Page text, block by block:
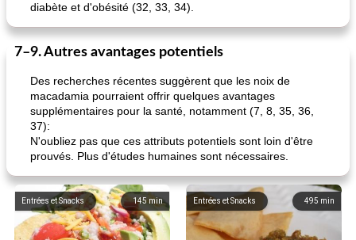
diabète et d'obésité (32, 33, 34).
7–9. Autres avantages potentiels
Des recherches récentes suggèrent que les noix de
macadamia pourraient offrir quelques avantages
supplémentaires pour la santé, notamment (7, 8, 35, 36,
37):
N'oubliez pas que ces attributs potentiels sont loin d'être
prouvés. Plus d'études humaines sont nécessaires.
145 min
Entrées et Snacks 495 min
Entrées et Snacks